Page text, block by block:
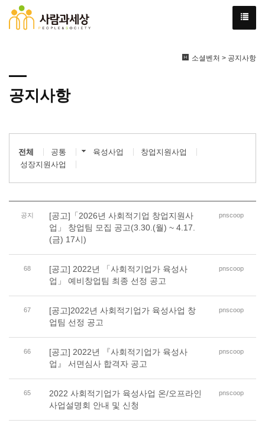
소셜벤처 > 공지사항
공지사항
전체 공통 육성사업
창업지원사업
성장지원사업
공지
[공고]「2026년 사회적기업 창업지원사
업」 창업팀 모집 공고(3.30.(월) ~ 4.17.
(금) 17시)
pnscoop
68
[공고] 2022년 「사회적기업가 육성사
업」 예비창업팀 최종 선정 공고
pnscoop
67
[공고]2022년 사회적기업가 육성사업 창
업팀 선정 공고
pnscoop
66
[공고] 2022년 『사회적기업가 육성사
업』 서면심사 합격자 공고
pnscoop
65
2022 사회적기업가 육성사업 온/오프라인
사업설명회 안내 및 신청
pnscoop